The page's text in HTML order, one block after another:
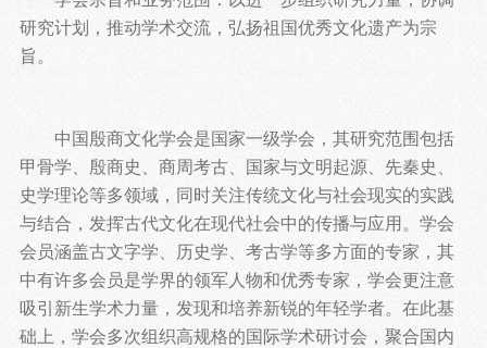
研究计划，推动学术交流，弘扬祖国优秀文化遗产为宗
旨。
中国殷商文化学会是国家一级学会，其研究范围包括
甲骨学、殷商史、商周考古、国家与文明起源、先秦史、
史学理论等多领域，同时关注传统文化与社会现实的实践
与结合，发挥古代文化在现代社会中的传播与应用。学会
会员涵盖古文字学、历史学、考古学等多方面的专家，其
中有许多会员是学界的领军人物和优秀专家，学会更注意
吸引新生学术力量，发现和培养新锐的年轻学者。在此基
础上，学会多次组织高规格的国际学术研讨会，聚合国内